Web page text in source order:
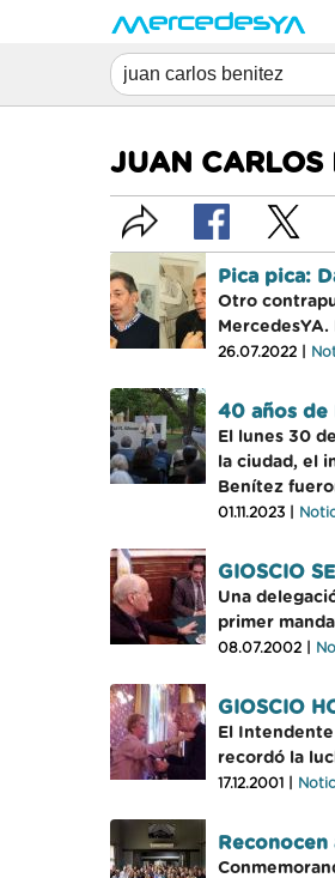
JUAN CARLOS
Pica pica:
Otro
26.07.2022 |
40 años de
El lunes 30
la ciudad, el
Benítez
01.11.2023 |
GIOSCIO
Una
primer
08.07.2002 |
GIOSCIO
El Intendente
recordó la
17.12.2001 |